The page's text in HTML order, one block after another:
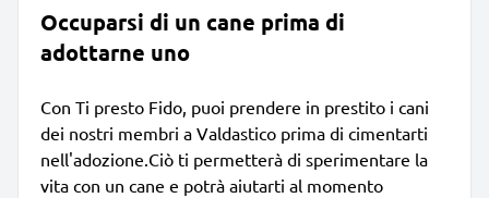
Occuparsi di un cane prima di
adottarne uno
Con Ti presto Fido, puoi prendere in prestito i cani
dei nostri membri a Valdastico prima di cimentarti
nell'adozione.Ciò ti permetterà di sperimentare la
vita con un cane e potrà aiutarti al momento